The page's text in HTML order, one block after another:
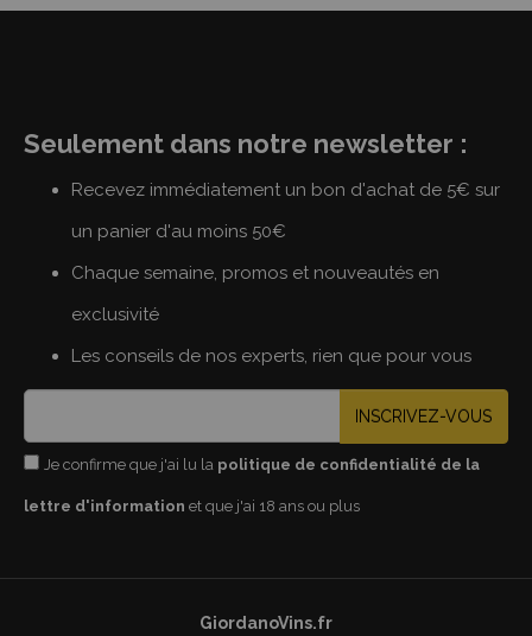
Seulement dans notre newsletter :
Recevez immédiatement un bon d'achat de 5€ sur
un panier d'au moins 50€
Chaque semaine, promos et nouveautés en
exclusivité
Les conseils de nos experts, rien que pour vous
INSCRIVEZ-VOUS
Je confirme que j'ai lu la politique de confidentialité de la
lettre d'information et que j'ai 18 ans ou plus
GiordanoVins.fr